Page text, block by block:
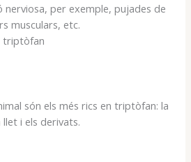
nerviosa, per exemple, pujades de
musculars, etc.
triptòfan
són els més rics en triptòfan: la
llet i els derivats.